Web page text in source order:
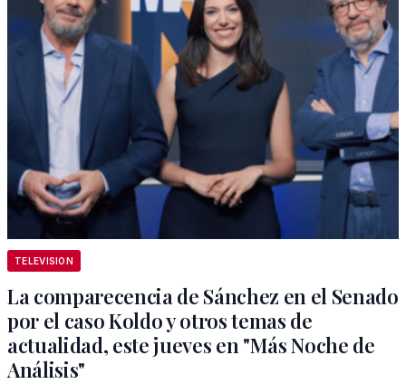
TELEVISION
La comparecencia de Sánchez en el Senado
por el caso Koldo y otros temas de
actualidad, este jueves en "Más Noche de
Análisis"